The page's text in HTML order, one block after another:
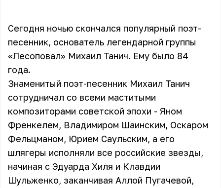
Сегодня ночью скончался популярный поэт-
песенник, основатель легендарной группы
«Лесоповал» Михаил Танич. Ему было 84
года.
Знаменитый поэт-песенник Михаил Танич
сотрудничал со всеми маститыми
композиторами советской эпохи - Яном
Френкелем, Владимиром Шаинским, Оскаром
Фельцманом, Юрием Саульским, а его
шлягеры исполняли все российские звезды,
начиная с Эдуарда Хиля и Клавдии
Шульженко, заканчивая Аллой Пугачевой,